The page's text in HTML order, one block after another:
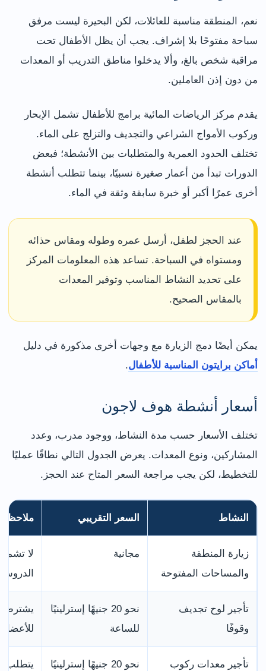
نعم، المنطقة مناسبة للعائلات، لكن البحيرة ليست مرفق
سباحة مفتوحًا بلا إشراف. يجب أن يظل الأطفال تحت
مراقبة شخص بالغ، وألا يدخلوا مناطق التدريب أو المعدات
من دون إذن العاملين.
يقدم مركز الرياضات المائية برامج للأطفال تشمل الإبحار
وركوب الأمواج الشراعي والتجديف والتزلج على الماء.
تختلف الحدود العمرية والمتطلبات بين الأنشطة؛ فبعض
الدورات تبدأ من أعمار صغيرة نسبيًا، بينما تتطلب أنشطة
أخرى عمرًا أكبر أو خبرة سابقة وثقة في الماء.
عند الحجز لطفل، أرسل عمره وطوله ومقاس حذائه
ومستواه في السباحة. تساعد هذه المعلومات المركز
على تحديد النشاط المناسب وتوفير المعدات
بالمقاس الصحيح.
يمكن أيضًا دمج الزيارة مع وجهات أخرى مذكورة في دليل
أماكن برايتون المناسبة للأطفال.
أسعار أنشطة هوف لاجون
تختلف الأسعار حسب مدة النشاط، ووجود مدرب، وعدد
المشاركين، ونوع المعدات. يعرض الجدول التالي نطاقًا عمليًا
للتخطيط، لكن يجب مراجعة السعر المتاح عند الحجز.
النشاط السعر التقريبي
زيارة المنطقة
والمساحات المفتوحة
مجانية
لا
تأجير لوح تجديف
وقوفًا
نحو 20 جنيهًا إسترلينيًا
للساعة
يشترط
تأجير معدات ركوب
نحو 20 جنيهًا إسترلينيًا
يتطلب